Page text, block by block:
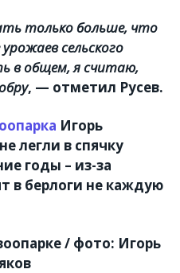
только больше, что
сельского
в общем, я считаю,
, — отметил Русев.
Игорь
легли в спячку
годы – из-за
в берлоги не каждую
/ фото: Игорь